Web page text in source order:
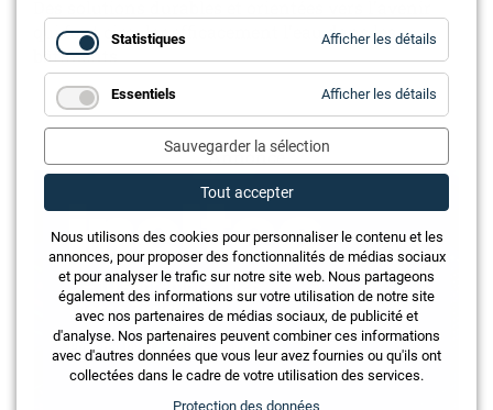
qui font circuler efficacement l'eau dans les
bâtiments.
Annonce
Statistiques Afficher les détails
Essentiels Afficher les détails
Sauvegarder la sélection
Tout accepter
Nous utilisons des cookies pour personnaliser le contenu et les
annonces, pour proposer des fonctionnalités de médias sociaux
et pour analyser le trafic sur notre site web. Nous partageons
également des informations sur votre utilisation de notre site
avec nos partenaires de médias sociaux, de publicité et
d'analyse. Nos partenaires peuvent combiner ces informations
avec d'autres données que vous leur avez fournies ou qu'ils ont
collectées dans le cadre de votre utilisation des services.
Protection des données